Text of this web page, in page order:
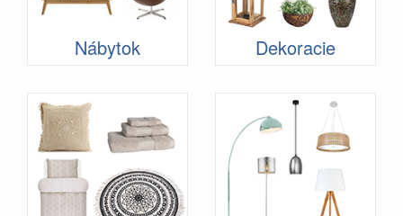
Nábytok Dekoracie